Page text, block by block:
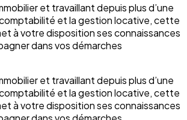
et travaillant depuis plus d’une
et la gestion locative, cette
à votre disposition ses connaissances
dans vos démarches
et travaillant depuis plus d’une
et la gestion locative, cette
à votre disposition ses connaissances